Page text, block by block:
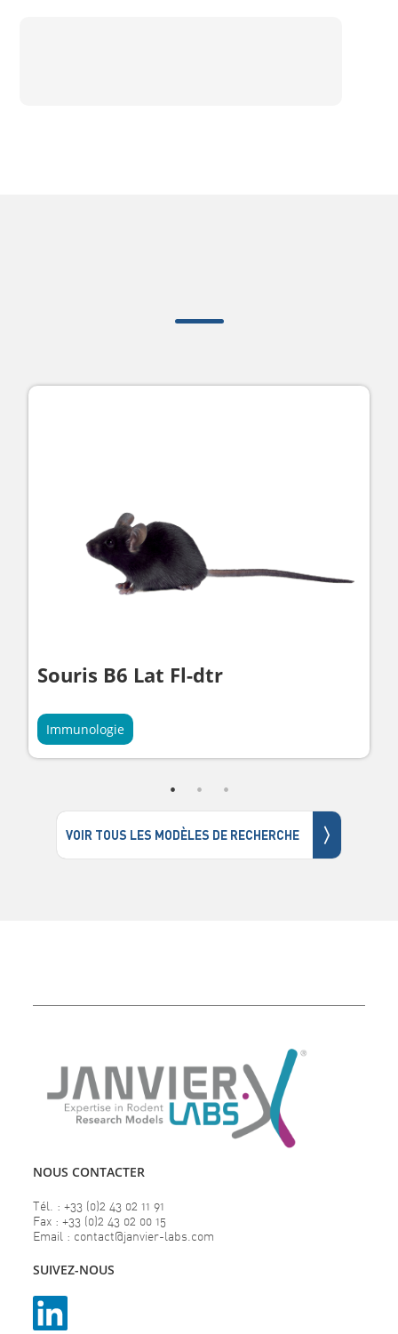
Souris B6 Lat Fl-dtr
Immunologie
VOIR TOUS LES MODÈLES DE RECHERCHE 〉
NOUS CONTACTER
Tél. : +33 (0)2 43 02 11 91
Fax : +33 (0)2 43 02 00 15
Email : contact@janvier-labs.com
SUIVEZ-NOUS